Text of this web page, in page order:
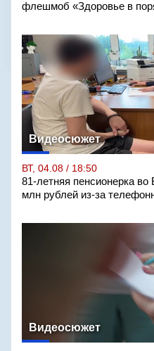
флешмоб «Здоровье в
Видеосюжет
ВТ, 04.08 / 18:50
81-летняя пенсионерка
млн рублей из-за
Видеосюжет